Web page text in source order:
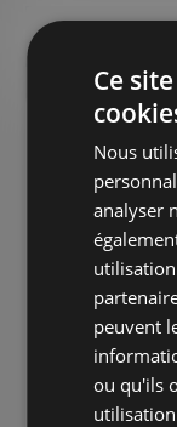
Dernières
Ce
Nous
analyser
peuvent
ou qu'ils